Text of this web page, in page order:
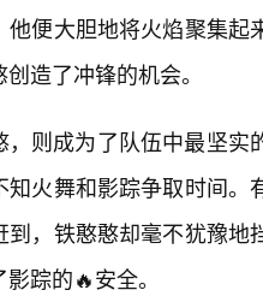
他便大胆地将火焰聚集
造了冲锋的机会。
，则成为了队伍中最坚
知火舞和影踪争取时间
到，铁憨憨却毫不犹豫
踪的🔥安全。